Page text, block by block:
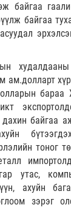
байгаа
байгаа
ам.долларт
бараа
дахин байгаа
тоног
утас,
ахуйн
зэрэг